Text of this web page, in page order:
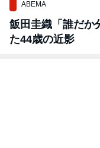
ABEMA
飯田圭織「誰だか
た44歳の近影